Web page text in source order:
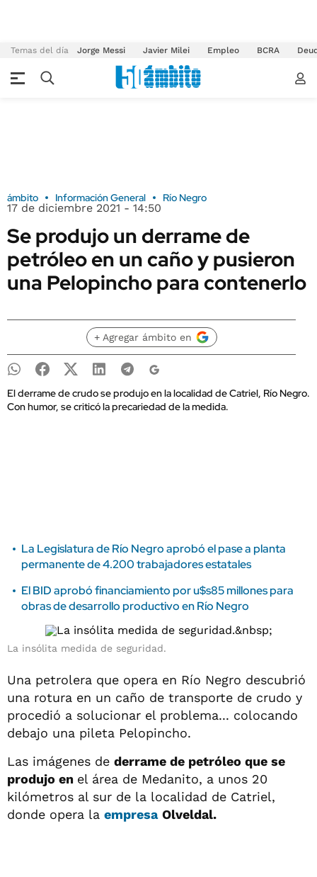
Temas del día Jorge Messi Javier Milei Empleo BCRA
ámbito Información General Río Negro
17 de diciembre 2021 - 14:50
Se produjo un derrame de
petróleo en un caño y pusieron
una Pelopincho para contenerlo
+ Agregar ámbito en
El derrame de crudo se produjo en la localidad de Catriel, Río Negro.
Con humor, se criticó la precariedad de la medida.
La Legislatura de Río Negro aprobó el pase a planta
permanente de 4.200 trabajadores estatales
El BID aprobó financiamiento por u$s85 millones para
obras de desarrollo productivo en Río Negro
La insólita medida de seguridad.
Una petrolera que opera en Río Negro descubrió
una rotura en un caño de transporte de crudo y
procedió a solucionar el problema... colocando
debajo una pileta Pelopincho.
Las imágenes de derrame de petróleo que se
produjo en el área de Medanito, a unos 20
kilómetros al sur de la localidad de Catriel,
donde opera la empresa Olveldal.